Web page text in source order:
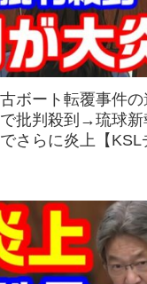
古ボート転覆事件
批判殺到→琉球新
さらに炎上【KSL